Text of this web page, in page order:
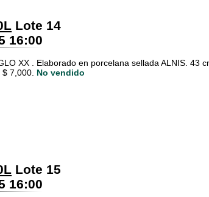
Lote 14
16:00
XX . Elaborado en porcelana sellada ALNIS. 43
7,000. No vendido
Lote 15
16:00